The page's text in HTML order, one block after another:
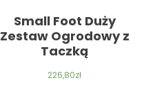
Small Foot Duży
Zestaw Ogrodowy z
Taczką
226,80zł